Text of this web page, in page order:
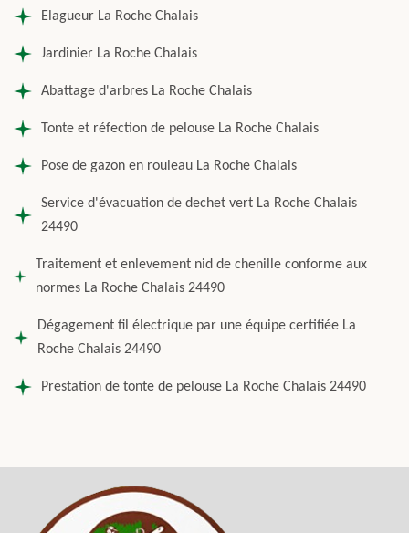
Elagueur La Roche Chalais
Jardinier La Roche Chalais
Abattage d'arbres La Roche Chalais
Tonte et réfection de pelouse La Roche Chalais
Pose de gazon en rouleau La Roche Chalais
Service d'évacuation de dechet vert La Roche Chalais
24490
Traitement et enlevement nid de chenille conforme aux
normes La Roche Chalais 24490
Dégagement fil électrique par une équipe certifiée La
Roche Chalais 24490
Prestation de tonte de pelouse La Roche Chalais 24490